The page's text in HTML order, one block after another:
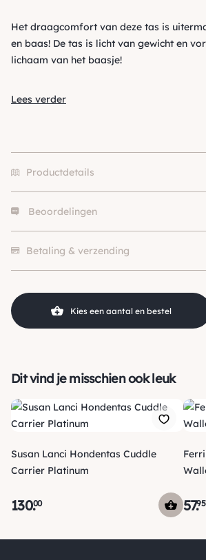
Het draagcomfort van deze tas is
en baas! De tas is licht van gewicht en
lichaam van het baasje!
Lees verder
Productdetails
Kleur
Merk
Susan
Soort
SKU
Beoordelingen
Betaling & verzending
Verzending
Kies een aantal en bestel
Dit vind je misschien ook leuk
Susan Lanci Hondentas Cuddle
Carrier Platinum
130.00 57.95